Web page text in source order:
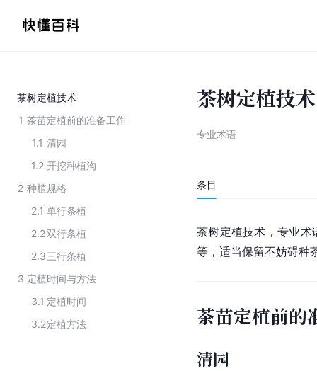
茶树定植技术
1 茶苗定植前的准备工作
1.1 清园
1.2 开挖种植沟
2 种植规格
2.1 单行条植
2.2双行条植
2.3三行条植
3 定植时间与方法
3.1 定植时间
3.2定植方法
茶树定植技术
专业术语
条目
茶树定植技术，专业术
等，适当保留不妨碍种
茶苗定植前的
清园